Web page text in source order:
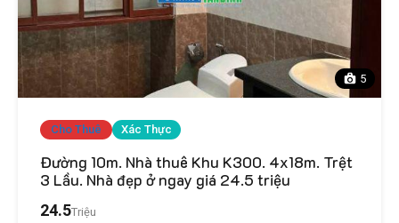
5
Cho Thuê Xác Thực
Đường 10m. Nhà thuê Khu K300. 4x18m. Trệt
3 Lầu. Nhà đẹp ở ngay giá 24.5 triệu
24.5Triệu